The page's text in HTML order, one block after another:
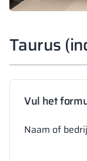
Taurus
Vul het
Naam of